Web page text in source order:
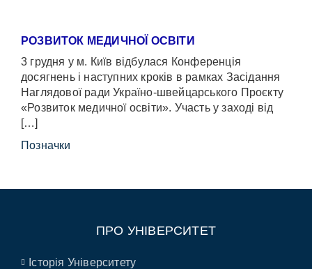
РОЗВИТОК МЕДИЧНОЇ ОСВІТИ
3 грудня у м. Київ відбулася Конференція
досягнень і наступних кроків в рамках Засідання
Наглядової ради Україно-швейцарського Проєкту
«Розвиток медичної освіти». Участь у заході від
[…]
Позначки
ПРО УНІВЕРСИТЕТ
Історія Університету